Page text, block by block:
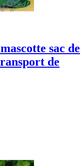
sac de
de